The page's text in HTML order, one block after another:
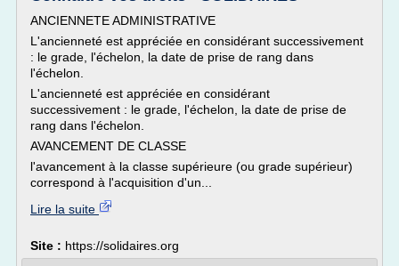
ANCIENNETE ADMINISTRATIVE
L'ancienneté est appréciée en considérant successivement
: le grade, l'échelon, la date de prise de rang dans
l'échelon.
L'ancienneté est appréciée en considérant
successivement : le grade, l'échelon, la date de prise de
rang dans l'échelon.
AVANCEMENT DE CLASSE
l'avancement à la classe supérieure (ou grade supérieur)
correspond à l'acquisition d'un...
Lire la suite
Site : https://solidaires.org